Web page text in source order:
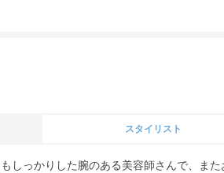
スタイリスト
しっかりした腕のある美容師さんで、また